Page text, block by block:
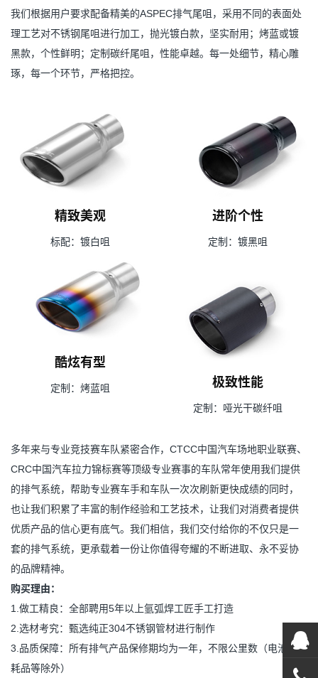
我们根据用户要求配备精美的ASPEC排气尾咀，采用不同的表面处
理工艺对不锈钢尾咀进行加工，抛光镀白款，坚实耐用；烤蓝或镀
黑款，个性鲜明；定制碳纤尾咀，性能卓越。每一处细节，精心雕
琢，每一个环节，严格把控。
精致美观
标配：镀白咀
进阶个性
定制：镀黑咀
酷炫有型
定制：烤蓝咀 极致性能
定制：哑光干碳纤咀
多年来与专业竞技赛车队紧密合作，CTCC中国汽车场地职业联赛、
CRC中国汽车拉力锦标赛等顶级专业赛事的车队常年使用我们提供
的排气系统，帮助专业赛车手和车队一次次刷新更快成绩的同时，
也让我们积累了丰富的制作经验和工艺技术，让我们对消费者提供
优质产品的信心更有底气。我们相信，我们交付给你的不仅只是一
套的排气系统，更承载着一份让你值得夸耀的不断进取、永不妥协
的品牌精神。
购买理由：
1.做工精良：全部聘用5年以上氩弧焊工匠手工打造
2.选材考究：甄选纯正304不锈钢管材进行制作
3.品质保障： 所有排气产品保修期均为一年，不限公里数（电池和损
耗品等除外）
在线